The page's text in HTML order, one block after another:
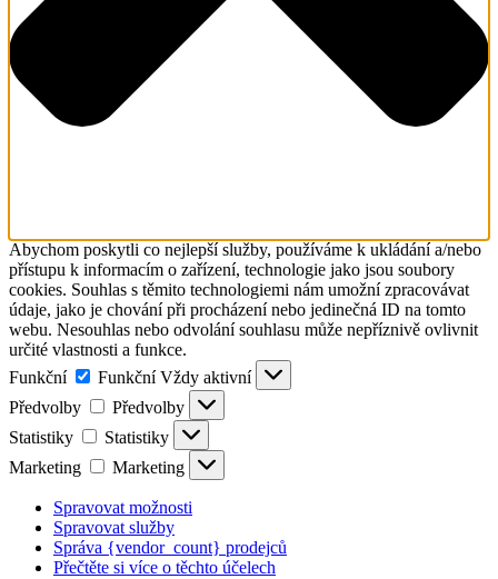
Abychom poskytli co nejlepší služby, používáme k ukládání a/nebo
přístupu k informacím o zařízení, technologie jako jsou soubory
cookies. Souhlas s těmito technologiemi nám umožní zpracovávat
údaje, jako je chování při procházení nebo jedinečná ID na tomto
webu. Nesouhlas nebo odvolání souhlasu může nepříznivě ovlivnit
určité vlastnosti a funkce.
Funkční
Funkční Vždy aktivní
Předvolby
Předvolby
Statistiky
Statistiky
Marketing
Marketing
Spravovat možnosti
Spravovat služby
Správa {vendor_count} prodejců
Přečtěte si více o těchto účelech